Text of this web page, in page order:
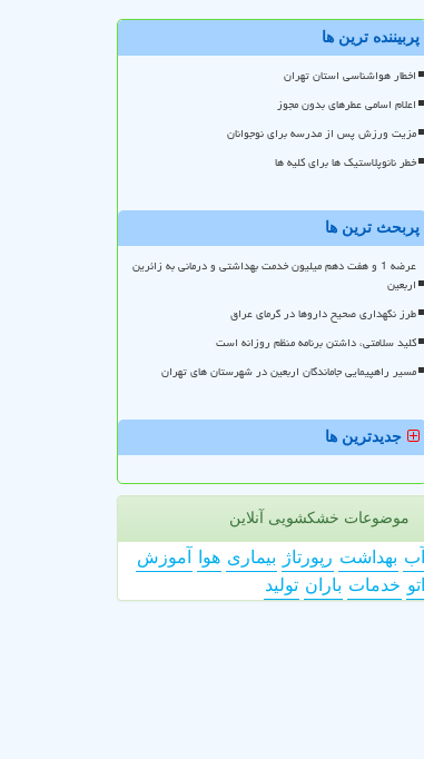
پربیننده ترین ها
اخطار هواشناسی استان تهران
اعلام اسامی عطرهای بدون مجوز
مزیت ورزش پس از مدرسه برای نوجوانان
خطر نانوپلاستیک ها برای کلیه ها
پربحث ترین ها
عرضه 1 و هفت دهم میلیون خدمت بهداشتی و درمانی به زائرین
اربعین
طرز نگهداری صحیح داروها در گرمای عراق
کلید سلامتی، داشتن برنامه منظم روزانه است
مسیر راهپیمایی جاماندگان اربعین در شهرستان های تهران
جدیدترین ها
موضوعات خشکشویی آنلاین
آب بهداشت رپورتاژ بیماری هوا
آموزش
اتو خدمات باران تولید